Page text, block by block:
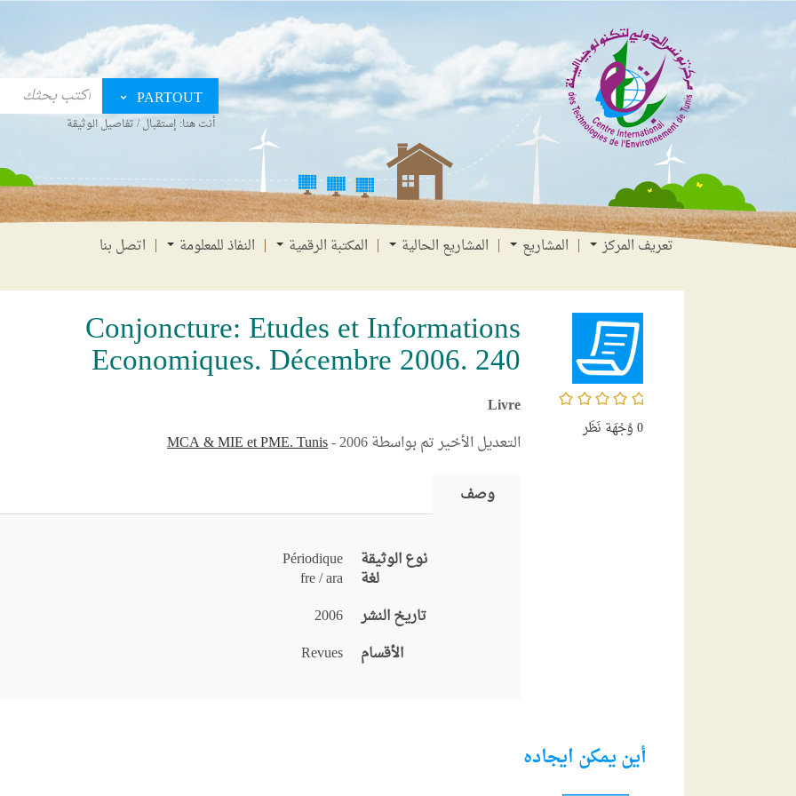
انتقل
القائمة
انتقال
المحتوى
الانتقال
البحث
PARTOUT
أنت هنا: إستقبال/تفاصيل الوثيقة
تعريف المركز المشاريع المشاريع الحالية المكتبة الرقمية النفاذ للمعلومة اتصل بنا
/5
0وُجْهَة نَظَر
Conjoncture: Etudes et Informations
Economiques. Décembre 2006. 240
Livre
التعديل الأخير تم بواسطة
MCA & MIE et PME. Tunis- 2006
وصف
نوع الوثيقة Périodique
لغة
fre / ara
تاريخ النشر
2006
الأقسام
Revues
أين يمكن ايجاده